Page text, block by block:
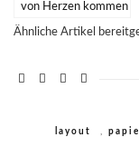
von Herzen kommen
DT}
Ähnliche Artikel
layout ,